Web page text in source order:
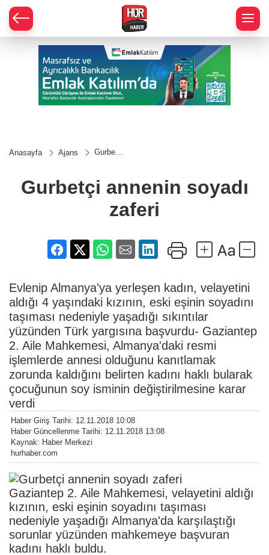
Anasayfa Ajans
Gurbetçi
zaferi
Gurbetçi annenin soyadı
zaferi
Evlenip Almanya'ya yerleşen kadın, velayetini
aldığı 4 yaşındaki kızının, eski eşinin soyadını
taşıması nedeniyle yaşadığı sıkıntılar
yüzünden Türk yargısına başvurdu- Gaziantep
2. Aile Mahkemesi, Almanya'daki resmi
işlemlerde annesi olduğunu kanıtlamak
zorunda kaldığını belirten kadını haklı bularak
çocuğunun soy isminin değiştirilmesine karar
verdi
Haber Giriş Tarihi: 12.11.2018 10:08
Haber Güncellenme Tarihi: 12.11.2018 13:08
Kaynak: Haber Merkezi
hurhaber.com
Gaziantep 2. Aile Mahkemesi, velayetini aldığı
kızının, eski eşinin soyadını taşıması
nedeniyle yaşadığı Almanya'da karşılaştığı
sorunlar yüzünden mahkemeye başvuran
kadını haklı buldu.